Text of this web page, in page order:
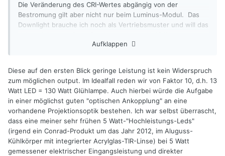
Die Veränderung des CRI-Wertes abgängig von der
Bestromung gilt aber nicht nur beim Luminus-Modul. Das
Downlight brauche ich noch als Vertriebsmuster und will das
Aufklappen
Diese auf den ersten Blick geringe Leistung ist kein Widerspruch
zum möglichen output. Im Idealfall reden wir von Faktor 10, d.h. 13
Watt LED = 130 Watt Glühlampe. Auch hierbei würde die Aufgabe
in einer möglichst guten "optischen Ankopplung" an eine
vorhandene Projektionsoptik bestehen. Ich war selbst überrascht,
dass eine meiner sehr frühen 5 Watt-"Hochleistungs-Leds"
(irgend ein Conrad-Produkt um das Jahr 2012, im Aluguss-
Kühlkörper mit integrierter Acrylglas-TIR-Linse) bei 5 Watt
gemessener elektrischer Eingangsleistung und direkter